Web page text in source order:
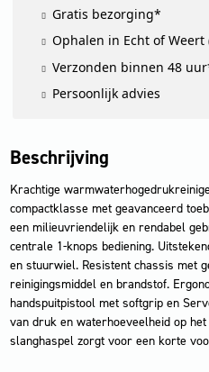
Gratis bezorging*
Ophalen in Echt of Weert
Verzonden binnen 48
Persoonlijk advies
Beschrijving
Krachtige
compactklasse met geavanceerd
een milieuvriendelijk en rendabel
centrale 1-knops bediening.
en stuurwiel. Resistent chassis met
reinigingsmiddel en brandstof.
handspuitpistool met softgrip en
van druk en waterhoeveelheid op
slanghaspel zorgt voor een korte